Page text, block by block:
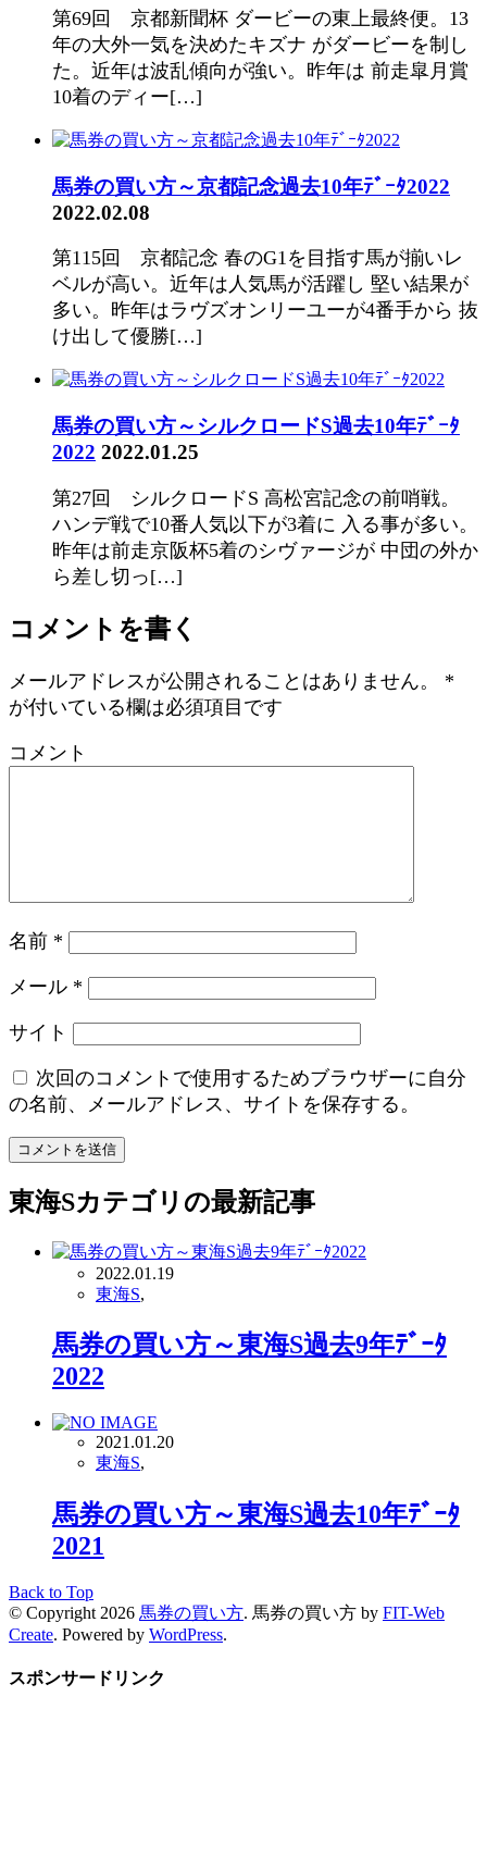
第69回 京都新聞杯 ダービーの東上最終便。13
年の大外一気を決めたキズナ がダービーを制し
た。近年は波乱傾向が強い。昨年は 前走皐月賞
10着のディー[…]
馬券の買い方～京都記念過去10年ﾃﾞｰﾀ2022
2022.02.08
第115回 京都記念 春のG1を目指す馬が揃いレ
ベルが高い。近年は人気馬が活躍し 堅い結果が
多い。昨年はラヴズオンリーユーが4番手から 抜
け出して優勝[…]
馬券の買い方～シルクロードS過去10年ﾃﾞｰﾀ
2022 2022.01.25
第27回 シルクロードS 高松宮記念の前哨戦。
ハンデ戦で10番人気以下が3着に 入る事が多い。
昨年は前走京阪杯5着のシヴァージが 中団の外か
ら差し切っ[…]
コメントを書く
メールアドレスが公開されることはありません。
*
が付いている欄は必須項目です
コメント
名前 *
メール *
サイト
次回のコメントで使用するためブラウザーに自分
の名前、メールアドレス、サイトを保存する。
東海Sカテゴリの最新記事
2022.01.19
東海S,
馬券の買い方～東海S過去9年ﾃﾞｰﾀ
2022
2021.01.20
東海S,
馬券の買い方～東海S過去10年ﾃﾞｰﾀ
2021
Back to Top
© Copyright 2026 馬券の買い方. 馬券の買い方 by FIT-Web
Create. Powered by WordPress.
スポンサードリンク